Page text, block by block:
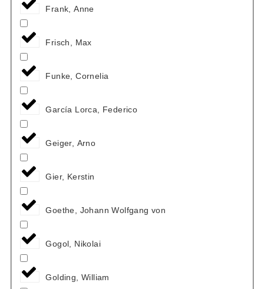
Frank, Anne
Frisch, Max
Funke, Cornelia
García Lorca, Federico
Geiger, Arno
Gier, Kerstin
Goethe, Johann Wolfgang von
Gogol, Nikolai
Golding, William